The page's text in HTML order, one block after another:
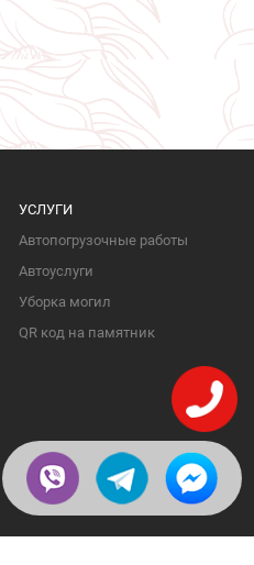
УСЛУГИ
Автопогрузочные работы
Автоуслуги
Уборка могил
QR код на памятник